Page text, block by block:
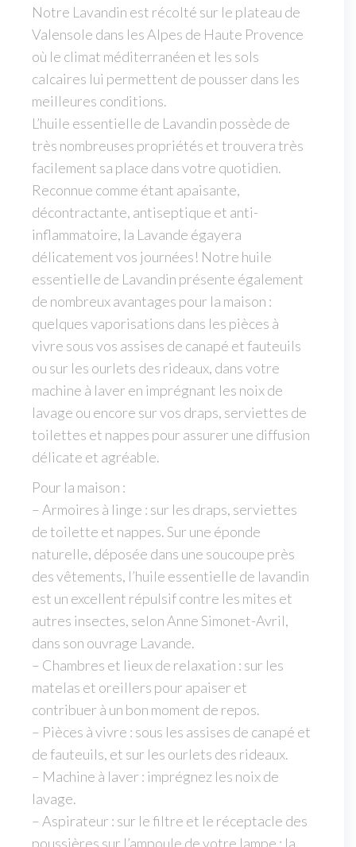
Notre Lavandin est récolté sur le plateau de
Valensole dans les Alpes de Haute Provence
où le climat méditerranéen et les sols
calcaires lui permettent de pousser dans les
meilleures conditions.
L’huile essentielle de Lavandin possède de
très nombreuses propriétés et trouvera très
facilement sa place dans votre quotidien.
Reconnue comme étant apaisante,
décontractante, antiseptique et anti-
inflammatoire, la Lavande égayera
délicatement vos journées! Notre huile
essentielle de Lavandin présente également
de nombreux avantages pour la maison :
quelques vaporisations dans les pièces à
vivre sous vos assises de canapé et fauteuils
ou sur les ourlets des rideaux, dans votre
machine à laver en imprégnant les noix de
lavage ou encore sur vos draps, serviettes de
toilettes et nappes pour assurer une diffusion
délicate et agréable.
Pour la maison :
– Armoires à linge : sur les draps, serviettes
de toilette et nappes. Sur une éponde
naturelle, déposée dans une soucoupe près
des vêtements, l’huile essentielle de lavandin
est un excellent répulsif contre les mites et
autres insectes, selon Anne Simonet-Avril,
dans son ouvrage Lavande.
– Chambres et lieux de relaxation : sur les
matelas et oreillers pour apaiser et
contribuer à un bon moment de repos.
– Pièces à vivre : sous les assises de canapé et
de fauteuils, et sur les ourlets des rideaux.
– Machine à laver : imprégnez les noix de
lavage.
– Aspirateur : sur le filtre et le réceptacle des
poussières sur l’ampoule de votre lampe : la